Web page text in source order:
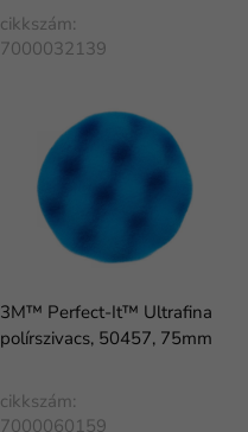
cikkszám:
7000032139
3M™ Perfect-It™ Ultrafina
polírszivacs, 50457, 75mm
cikkszám:
7000060159